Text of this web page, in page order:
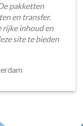
pakketten
en transfer.
rijke inhoud en
site te bieden